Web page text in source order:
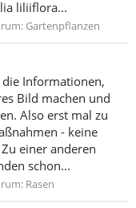
liliiflora...
Gartenpflanzen
Informationen,
Bild machen und
Also erst mal zu
- keine
einer anderen
schon...
Rasen